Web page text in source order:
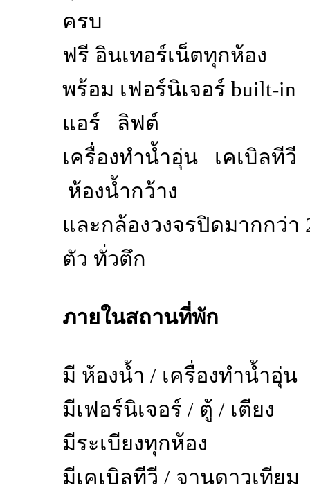
ครบ
ฟรี อินเทอร์เน็ตทุกห้อง
พร้อม เฟอร์นิเจอร์ built-in
แอร์ ลิฟต์
เครื่องทำน้ำอุ่น เคเบิลทีวี
ห้องน้ำกว้าง
และกล้องวงจรปิดมากกว่า
ตัว ทั่วตึก
ภายในสถานที่พัก
มี ห้องน้ำ / เครื่องทำน้ำอุ่น
มีเฟอร์นิเจอร์ / ตู้ / เตียง
มีระเบียงทุกห้อง
มีเคเบิลทีวี / จานดาวเทียม